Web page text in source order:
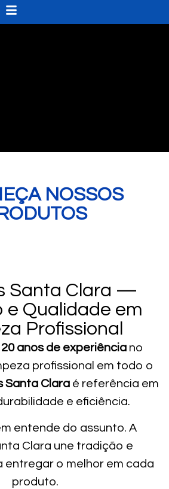
NOSSOS
Santa Clara —
e Qualidade em
Profissional
20 anos de experiênciano
profissional em todo o
Santa Clara é referência em
e eficiência.
entende do assunto. A
Clara une tradição e
entregar o melhor em cada
produto.